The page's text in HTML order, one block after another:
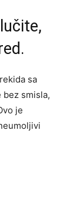
sa
smisla,
je